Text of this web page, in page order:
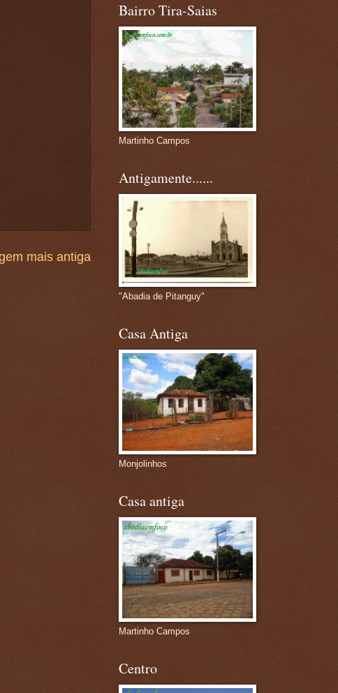
mais antiga
Bairro Tira-Saias
Martinho Campos
Antigamente......
"Abadia de Pitanguy"
Casa Antiga
Monjolinhos
Casa antiga
Martinho Campos
Centro